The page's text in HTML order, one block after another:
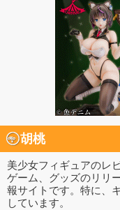
胡桃
美少女フィギュアのレ
ゲーム、グッズのリリ
報サイトです。特に、
しています。